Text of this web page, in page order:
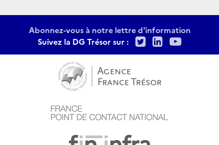
Abonnez-vous à notre lettre d'information
Suivez la DG Trésor sur :
TwitterLinkedIn